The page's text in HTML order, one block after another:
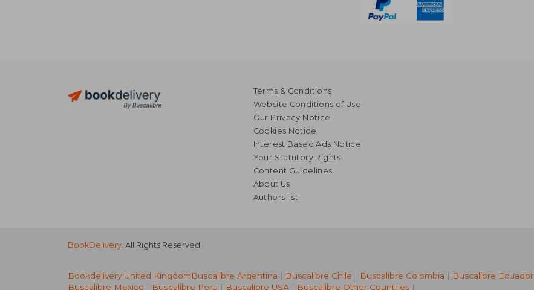
Terms & Conditions
Website Conditions of Use
Our Privacy Notice
Cookies Notice
Interest Based Ads Notice
Your Statutory Rights
Content Guidelines
About Us
Authors list
BookDelivery. All Rights Reserved.
Bookdelivery United KingdomBuscalibre Argentina | Buscalibre Chile | Buscalibre Colombia | Buscalibre Ecuador
Buscalibre Mexico | Buscalibre Peru | Buscalibre USA | Buscalibre Other Countries |